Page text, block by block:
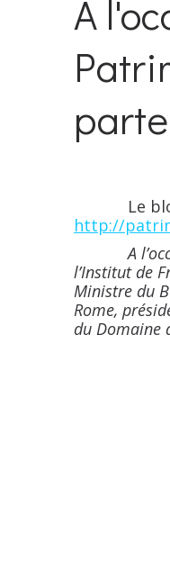
A
Le blog
http://
A
l’Institut de
Ministre du
Rome,
du Domaine